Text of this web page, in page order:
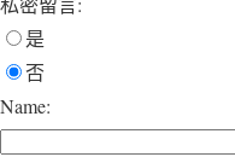
是
否
Name: